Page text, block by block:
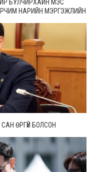
БУЛЧИРХАЙН МЭС
НАРИЙН МЭРГЭЖЛИЙН
ӨРГҮЙ БОЛСОН